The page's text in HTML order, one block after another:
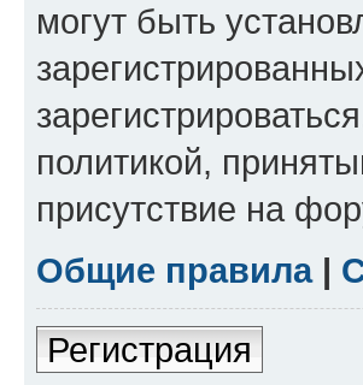
могут быть
политикой,
присутствие на
Общие правила|
Регистрация